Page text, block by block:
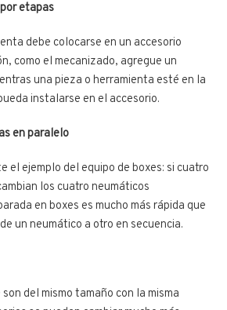
etapas
debe colocarse en un accesorio
como el mecanizado, agregue un
una pieza o herramienta esté en la
instalarse en el accesorio.
en paralelo
el ejemplo del equipo de boxes: si cuatro
los cuatro neumáticos
en boxes es mucho más rápida que
un neumático a otro en secuencia.
del mismo tamaño con la misma